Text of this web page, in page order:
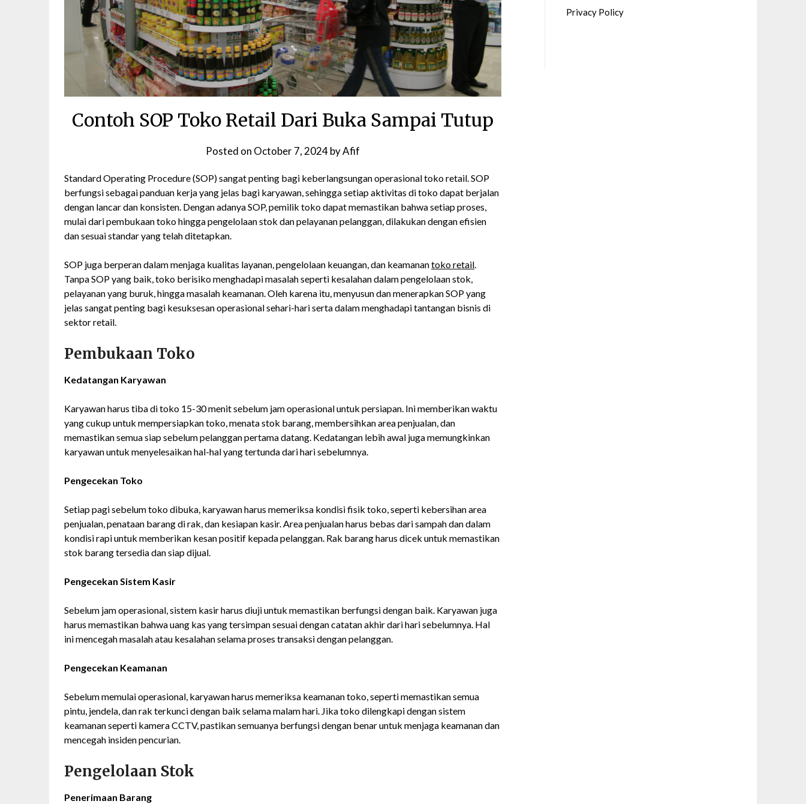
Contoh SOP Toko Retail Dari Buka Sampai Tutup
Posted on October 7, 2024byAfif
Standard Operating Procedure (SOP) sangat penting bagi keberlangsungan operasional toko retail. SOP
berfungsi sebagai panduan kerja yang jelas bagi karyawan, sehingga setiap aktivitas di toko dapat berjalan
dengan lancar dan konsisten. Dengan adanya SOP, pemilik toko dapat memastikan bahwa setiap proses,
mulai dari pembukaan toko hingga pengelolaan stok dan pelayanan pelanggan, dilakukan dengan efisien
dan sesuai standar yang telah ditetapkan.
SOP juga berperan dalam menjaga kualitas layanan, pengelolaan keuangan, dan keamanantoko retail.
Tanpa SOP yang baik, toko berisiko menghadapi masalah seperti kesalahan dalam pengelolaan stok,
pelayanan yang buruk, hingga masalah keamanan. Oleh karena itu, menyusun dan menerapkan SOP yang
jelas sangat penting bagi kesuksesan operasional sehari-hari serta dalam menghadapi tantangan bisnis di
sektor retail.
Pembukaan Toko
Kedatangan Karyawan
Karyawan harus tiba di toko 15-30 menit sebelum jam operasional untuk persiapan. Ini memberikan waktu
yang cukup untuk mempersiapkan toko, menata stok barang, membersihkan area penjualan, dan
memastikan semua siap sebelum pelanggan pertama datang. Kedatangan lebih awal juga memungkinkan
karyawan untuk menyelesaikan hal-hal yang tertunda dari hari sebelumnya.
Pengecekan Toko
Setiap pagi sebelum toko dibuka, karyawan harus memeriksa kondisi fisik toko, seperti kebersihan area
penjualan, penataan barang di rak, dan kesiapan kasir. Area penjualan harus bebas dari sampah dan dalam
kondisi rapi untuk memberikan kesan positif kepada pelanggan. Rak barang harus dicek untuk memastikan
stok barang tersedia dan siap dijual.
Pengecekan Sistem Kasir
Sebelum jam operasional, sistem kasir harus diuji untuk memastikan berfungsi dengan baik. Karyawan juga
harus memastikan bahwa uang kas yang tersimpan sesuai dengan catatan akhir dari hari sebelumnya. Hal
ini mencegah masalah atau kesalahan selama proses transaksi dengan pelanggan.
Pengecekan Keamanan
Sebelum memulai operasional, karyawan harus memeriksa keamanan toko, seperti memastikan semua
pintu, jendela, dan rak terkunci dengan baik selama malam hari. Jika toko dilengkapi dengan sistem
keamanan seperti kamera CCTV, pastikan semuanya berfungsi dengan benar untuk menjaga keamanan dan
mencegah insiden pencurian.
Pengelolaan Stok
Penerimaan Barang
Privacy Policy